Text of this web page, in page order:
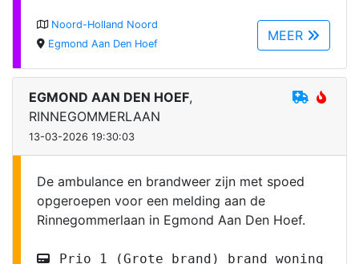
MEER
Noord-Holland Noord
Egmond Aan Den Hoef
EGMOND AAN DEN HOEF,
RINNEGOMMERLAAN
13-03-2026 19:30:03
De ambulance en brandweer zijn met spoed
opgeroepen voor een melding aan de
Rinnegommerlaan in Egmond Aan Den Hoef.
Prio 1 (Grote brand) brand woning